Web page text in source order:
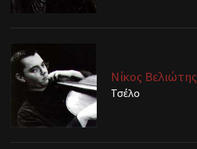
Νίκος Βελιώτης
Τσέλο